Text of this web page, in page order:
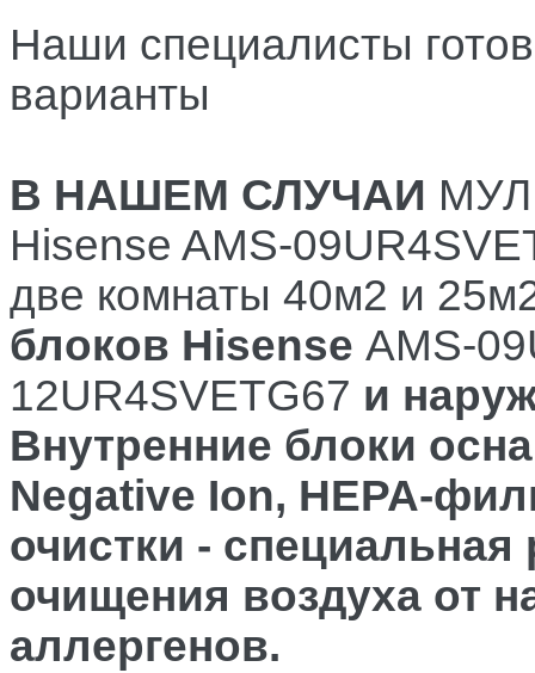
Наши специалисты
варианты
В НАШЕМ СЛУЧАИ
Hisense AMS-
две комнаты 40м2 и
блоков Hisense AMS-
12UR4SVETG67 и
Внутренние блоки
Negative Ion, HEPA-
очистки -
очищения воздуха от
аллергенов.